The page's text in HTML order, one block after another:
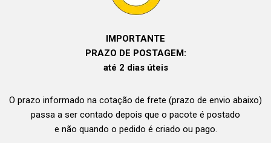
IMPORTANTE
PRAZO DE POSTAGEM:
até 2 dias úteis
O prazo informado na cotação de frete (prazo de envio abaixo)
passa a ser contado depois que o pacote é postado
e não quando o pedido é criado ou pago.